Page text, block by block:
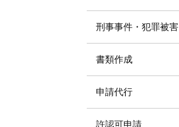
刑事事件・犯罪被害
書類作成
申請代行
許認可申請